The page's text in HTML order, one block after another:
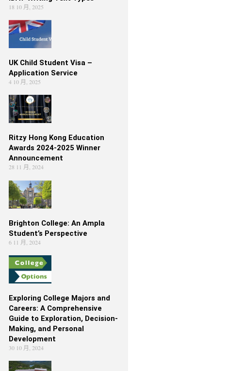
18 10 月, 2025
UK Child Student Visa –
Application Service
4 10 月, 2025
Ritzy Hong Kong Education
Awards 2024-2025 Winner
Announcement
28 11 月, 2024
Brighton College: An Ampla
Student’s Perspective
6 11 月, 2024
Exploring College Majors and
Careers: A Comprehensive
Guide to Exploration, Decision-
Making, and Personal
Development
30 10 月, 2024